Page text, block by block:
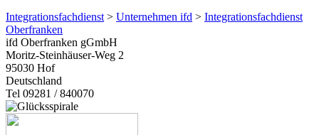
Integrationsfachdienst > Unternehmen ifd > Integrationsfachdienst
Oberfranken
ifd Oberfranken gGmbH
Moritz-Steinhäuser-Weg 2
95030 Hof
Deutschland
Tel 09281 / 840070